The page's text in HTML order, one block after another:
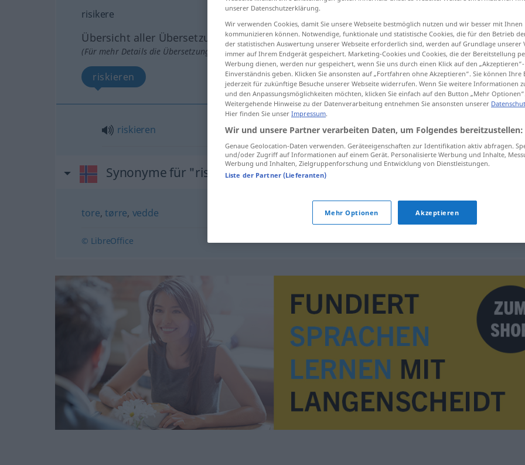
risikere
Übersicht aller Übersetzungen
(Für mehr Details die Übersetzung anklicken/antippen)
riskieren
riskieren risikere
Synonyme für "risikere"
tore,tørre, vedde
© LibreOffice
unserer Datenschutzerklärung.
Wir verwenden Cookies, damit Sie unsere Webseite bestmöglich nutzen und wir besser mit Ihnen
kommunizieren können. Notwendige, funktionale und statistische Cookies, die für den Betrieb
der statistischen Auswertung unserer Webseite erforderlich sind, werden auf Grundlage unserer
immer auf Ihrem Endgerät gespeichert. Marketing-Cookies und Cookies, die der Bereitstellung
Werbung dienen, werden nur gespeichert, wenn Sie uns durch einen Klick auf den
Einverständnis geben. Klicken Sie ansonsten auf „Fortfahren ohne Akzeptieren“. Sie können
jederzeit für zukünftige Besuche unserer Webseite widerrufen. Wenn Sie weitere Informationen
und den Anpassungsmöglichkeiten möchten, klicken Sie einfach auf den Button „Mehr
Weitergehende Hinweise zu der Datenverarbeitung entnehmen Sie ansonsten unserer
Hier finden Sie unser Impressum.
Wir und unsere Partner verarbeiten Daten, um Folgendes bereitzustellen:
Genaue Geolocation-Daten verwenden. Geräteeigenschaften zur Identifikation aktiv abfragen.
und/oder Zugriff auf Informationen auf einem Gerät. Personalisierte Werbung und Inhalte,
Werbung und Inhalten, Zielgruppenforschung und Entwicklung von Dienstleistungen.
Liste der Partner (Lieferanten)
Mehr Optionen Akzeptieren